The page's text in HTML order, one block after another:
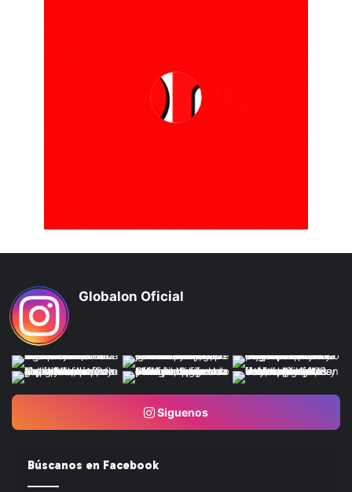
Globalon Oficial
Siguenos
Búscanos en Facebook